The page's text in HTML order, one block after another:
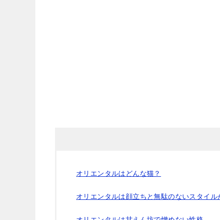
オリエンタルはどんな猫？
オリエンタルは顔立ちと無駄のないスタイル